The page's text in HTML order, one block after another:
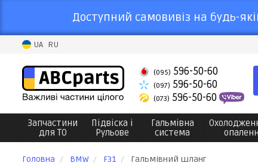
Доступний самовивіз на будь-
UA RU
(095) 596-50-60
(097) 596-50-60
(073) 596-50-60
Запчастини
для ТО
Підвіска і
Рульове
Гальмівна
система
Головна BMW F31 Гальмівний шланг